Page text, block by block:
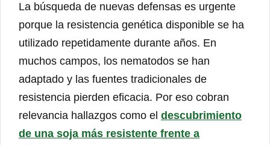
La búsqueda de nuevas defensas es urgente
porque la resistencia genética disponible se ha
utilizado repetidamente durante años. En
muchos campos, los nematodos se han
adaptado y las fuentes tradicionales de
resistencia pierden eficacia. Por eso cobran
relevancia hallazgos como el descubrimiento
de una soja más resistente frente a